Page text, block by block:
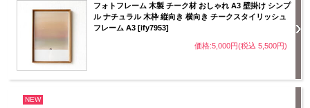
フォトフレーム 木製 チーク材 おしゃれ A3 壁掛け シンプ
ル ナチュラル 木枠 縦向き 横向き チークスタイリッシュ
フレーム A3 [ify7953]
価格:5,000円(税込 5,500円)
NEW